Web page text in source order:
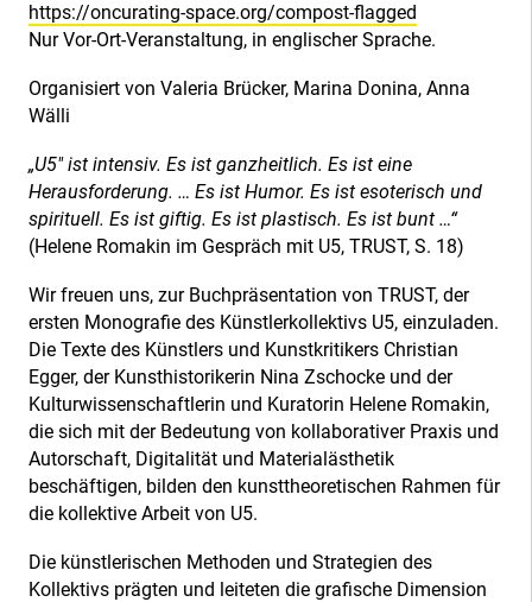
https://oncurating-space.org/compost-flagged
Nur Vor-Ort-Veranstaltung, in englischer Sprache.
Organisiert von Valeria Brücker, Marina Donina, Anna
Wälli
„U5″ ist intensiv. Es ist ganzheitlich. Es ist eine
Herausforderung. … Es ist Humor. Es ist esoterisch und
spirituell. Es ist giftig. Es ist plastisch. Es ist bunt …“
(Helene Romakin im Gespräch mit U5, TRUST, S. 18)
Wir freuen uns, zur Buchpräsentation von TRUST, der
ersten Monografie des Künstlerkollektivs U5, einzuladen.
Die Texte des Künstlers und Kunstkritikers Christian
Egger, der Kunsthistorikerin Nina Zschocke und der
Kulturwissenschaftlerin und Kuratorin Helene Romakin,
die sich mit der Bedeutung von kollaborativer Praxis und
Autorschaft, Digitalität und Materialästhetik
beschäftigen, bilden den kunsttheoretischen Rahmen für
die kollektive Arbeit von U5.
Die künstlerischen Methoden und Strategien des
Kollektivs prägten und leiteten die grafische Dimension